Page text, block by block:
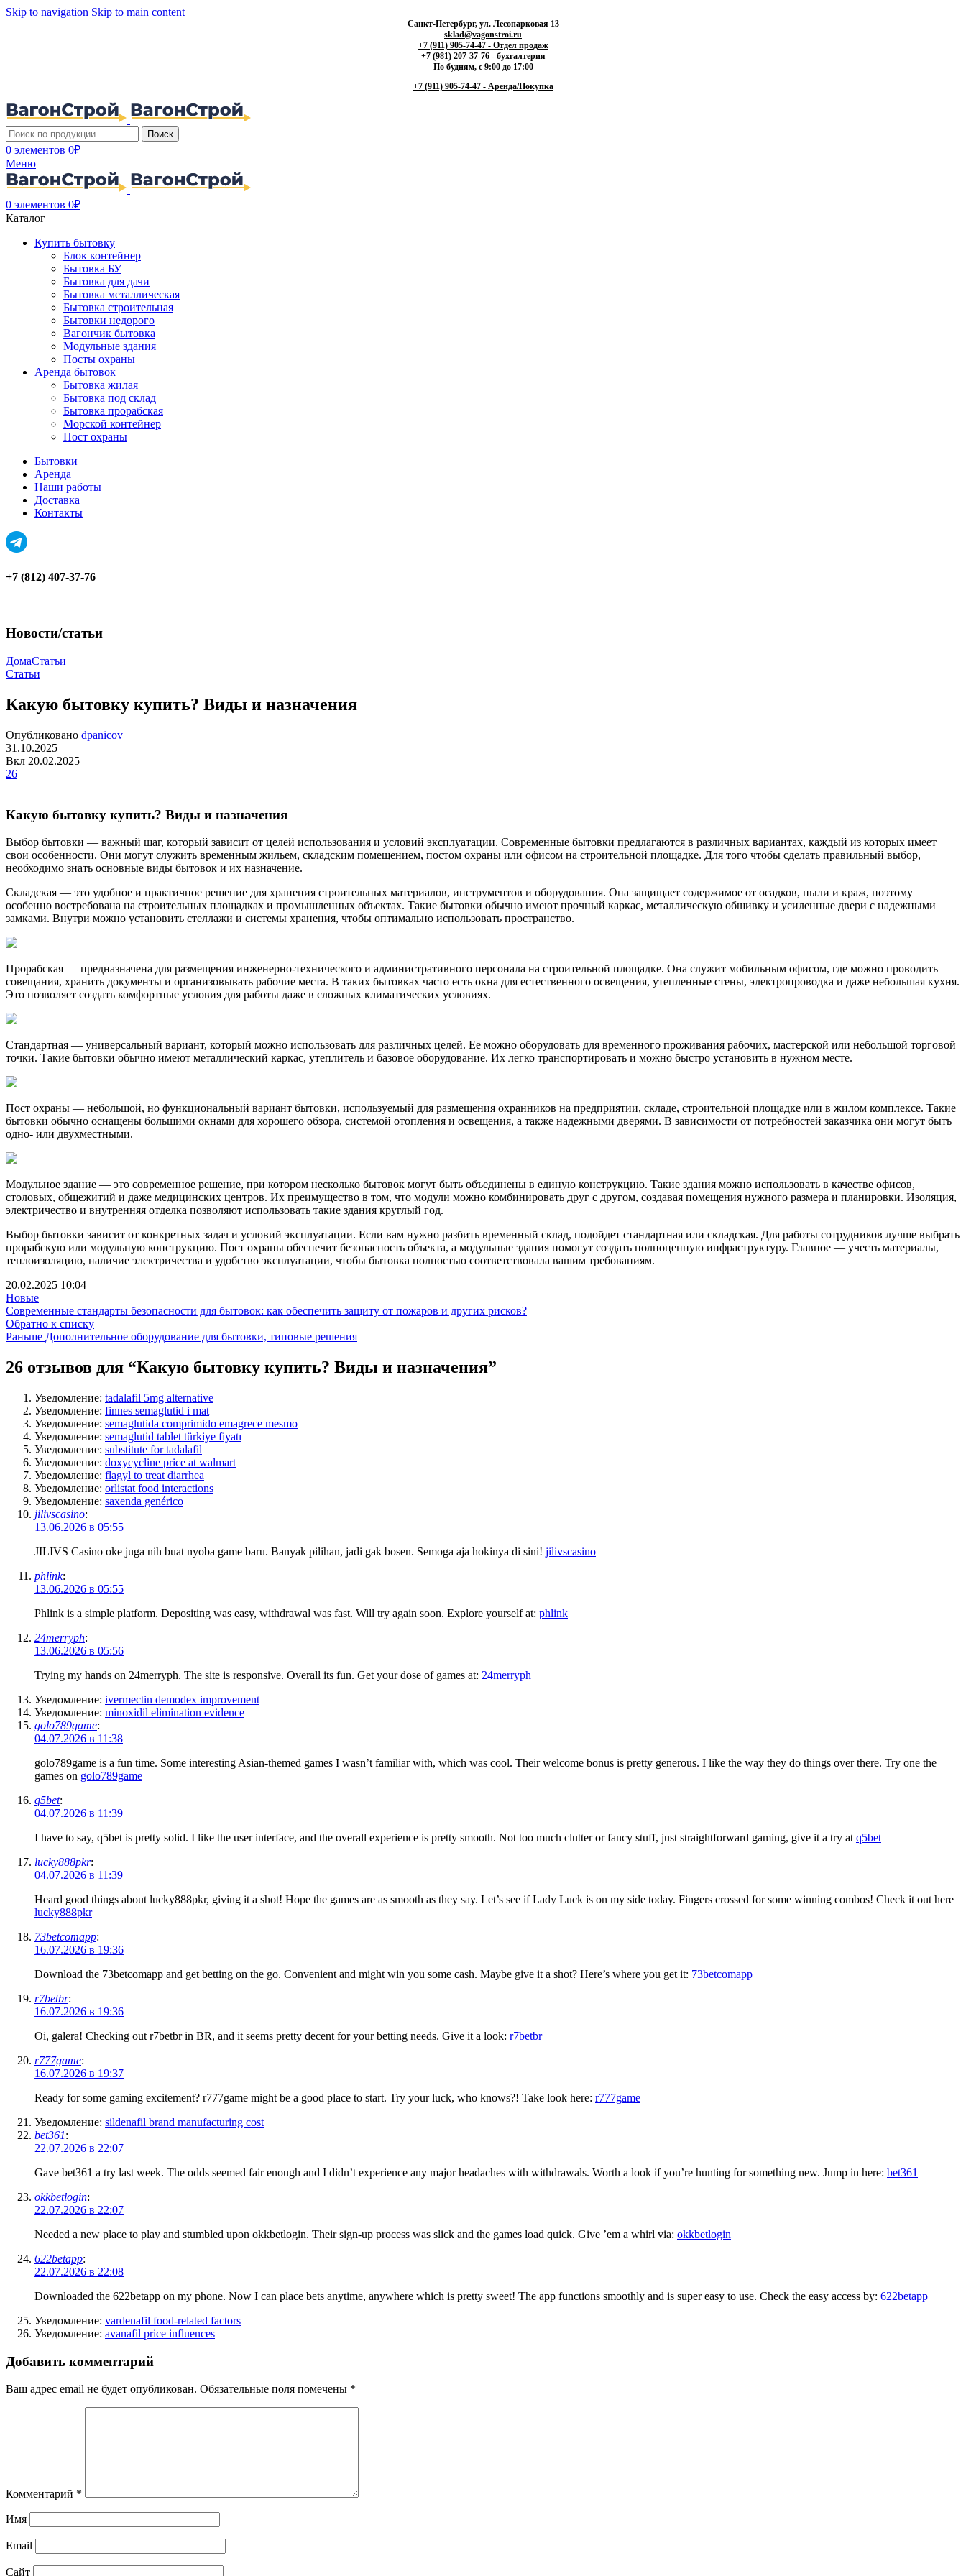
Skip to navigation Skip to main content
Санкт-Петербург, ул. Лесопарковая 13
sklad@vagonstroi.ru
+7 (911) 905-74-47 - Отдел продаж
+7 (981) 207-37-76 - бухгалтерия
По будням, с 9:00 до 17:00
+7 (911) 905-74-47 - Аренда/Покупка
Поиск
0 элементов 0₽
Меню
0 элементов 0₽
Каталог
Купить бытовку
Блок контейнер
Бытовка БУ
Бытовка для дачи
Бытовка металлическая
Бытовка строительная
Бытовки недорого
Вагончик бытовка
Модульные здания
Посты охраны
Аренда бытовок
Бытовка жилая
Бытовка под склад
Бытовка прорабская
Морской контейнер
Пост охраны
Бытовки
Аренда
Наши работы
Доставка
Контакты
+7 (812) 407-37-76
Новости/статьи
ДомаСтатьи
Статьи
Какую бытовку купить? Виды и назначения
Опубликовано dpanicov
31.10.2025
Вкл 20.02.2025
26
Какую бытовку купить? Виды и назначения
Выбор бытовки — важный шаг, который зависит от целей использования и условий эксплуатации. Современные бытовки предлагаются в различных вариантах, каждый из которых имеет
свои особенности. Они могут служить временным жильем, складским помещением, постом охраны или офисом на строительной площадке. Для того чтобы сделать правильный выбор,
необходимо знать основные виды бытовок и их назначение.
Складская — это удобное и практичное решение для хранения строительных материалов, инструментов и оборудования. Она защищает содержимое от осадков, пыли и краж, поэтому
особенно востребована на строительных площадках и промышленных объектах. Такие бытовки обычно имеют прочный каркас, металлическую обшивку и усиленные двери с надежными
замками. Внутри можно установить стеллажи и системы хранения, чтобы оптимально использовать пространство.
Прорабская — предназначена для размещения инженерно-технического и административного персонала на строительной площадке. Она служит мобильным офисом, где можно проводить
совещания, хранить документы и организовывать рабочие места. В таких бытовках часто есть окна для естественного освещения, утепленные стены, электропроводка и даже небольшая кухня.
Это позволяет создать комфортные условия для работы даже в сложных климатических условиях.
Стандартная — универсальный вариант, который можно использовать для различных целей. Ее можно оборудовать для временного проживания рабочих, мастерской или небольшой торговой
точки. Такие бытовки обычно имеют металлический каркас, утеплитель и базовое оборудование. Их легко транспортировать и можно быстро установить в нужном месте.
Пост охраны — небольшой, но функциональный вариант бытовки, используемый для размещения охранников на предприятии, складе, строительной площадке или в жилом комплексе. Такие
бытовки обычно оснащены большими окнами для хорошего обзора, системой отопления и освещения, а также надежными дверями. В зависимости от потребностей заказчика они могут быть
одно- или двухместными.
Модульное здание — это современное решение, при котором несколько бытовок могут быть объединены в единую конструкцию. Такие здания можно использовать в качестве офисов,
столовых, общежитий и даже медицинских центров. Их преимущество в том, что модули можно комбинировать друг с другом, создавая помещения нужного размера и планировки. Изоляция,
электричество и внутренняя отделка позволяют использовать такие здания круглый год.
Выбор бытовки зависит от конкретных задач и условий эксплуатации. Если вам нужно разбить временный склад, подойдет стандартная или складская. Для работы сотрудников лучше выбрать
прорабскую или модульную конструкцию. Пост охраны обеспечит безопасность объекта, а модульные здания помогут создать полноценную инфраструктуру. Главное — учесть материалы,
теплоизоляцию, наличие электричества и удобство эксплуатации, чтобы бытовка полностью соответствовала вашим требованиям.
20.02.2025 10:04
Новые
Современные стандарты безопасности для бытовок: как обеспечить защиту от пожаров и других рисков?
Обратно к списку
Раньше Дополнительное оборудование для бытовки, типовые решения
26 отзывов для “Какую бытовку купить? Виды и назначения”
Уведомление: tadalafil 5mg alternative
Уведомление: finnes semaglutid i mat
Уведомление: semaglutida comprimido emagrece mesmo
Уведомление: semaglutid tablet türkiye fiyatı
Уведомление: substitute for tadalafil
Уведомление: doxycycline price at walmart
Уведомление: flagyl to treat diarrhea
Уведомление: orlistat food interactions
Уведомление: saxenda genérico
jilivscasino:
13.06.2026 в 05:55
JILIVS Casino oke juga nih buat nyoba game baru. Banyak pilihan, jadi gak bosen. Semoga aja hokinya di sini! jilivscasino
phlink:
13.06.2026 в 05:55
Phlink is a simple platform. Depositing was easy, withdrawal was fast. Will try again soon. Explore yourself at: phlink
24merryph:
13.06.2026 в 05:56
Trying my hands on 24merryph. The site is responsive. Overall its fun. Get your dose of games at: 24merryph
Уведомление: ivermectin demodex improvement
Уведомление: minoxidil elimination evidence
golo789game:
04.07.2026 в 11:38
golo789game is a fun time. Some interesting Asian-themed games I wasn’t familiar with, which was cool. Their welcome bonus is pretty generous. I like the way they do things over there. Try one the
games on golo789game
q5bet:
04.07.2026 в 11:39
I have to say, q5bet is pretty solid. I like the user interface, and the overall experience is pretty smooth. Not too much clutter or fancy stuff, just straightforward gaming, give it a try at q5bet
lucky888pkr:
04.07.2026 в 11:39
Heard good things about lucky888pkr, giving it a shot! Hope the games are as smooth as they say. Let’s see if Lady Luck is on my side today. Fingers crossed for some winning combos! Check it out here
lucky888pkr
73betcomapp:
16.07.2026 в 19:36
Download the 73betcomapp and get betting on the go. Convenient and might win you some cash. Maybe give it a shot? Here’s where you get it: 73betcomapp
r7betbr:
16.07.2026 в 19:36
Oi, galera! Checking out r7betbr in BR, and it seems pretty decent for your betting needs. Give it a look: r7betbr
r777game:
16.07.2026 в 19:37
Ready for some gaming excitement? r777game might be a good place to start. Try your luck, who knows?! Take look here: r777game
Уведомление: sildenafil brand manufacturing cost
bet361:
22.07.2026 в 22:07
Gave bet361 a try last week. The odds seemed fair enough and I didn’t experience any major headaches with withdrawals. Worth a look if you’re hunting for something new. Jump in here: bet361
okkbetlogin:
22.07.2026 в 22:07
Needed a new place to play and stumbled upon okkbetlogin. Their sign-up process was slick and the games load quick. Give ’em a whirl via: okkbetlogin
622betapp:
22.07.2026 в 22:08
Downloaded the 622betapp on my phone. Now I can place bets anytime, anywhere which is pretty sweet! The app functions smoothly and is super easy to use. Check the easy access by: 622betapp
Уведомление: vardenafil food‑related factors
Уведомление: avanafil price influences
Добавить комментарий
Ваш адрес email не будет опубликован. Обязательные поля помечены *
Комментарий *
Имя
Email
Сайт